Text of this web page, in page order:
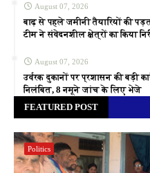
August 07, 2026
बाढ़ से पहले जमीनी तैयारियों की
टीम ने संवेदनशील क्षेत्रों का किया
August 07, 2026
उर्वरक दुकानों पर प्रशासन की बड़ी
निलंबित, 8 नमूने जांच के लिए भेजे
FEATURED POST
Politics